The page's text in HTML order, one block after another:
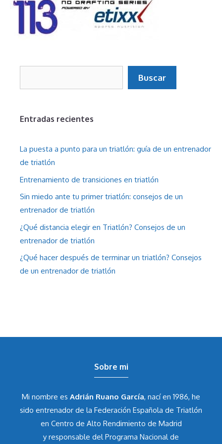
Buscar
Entradas recientes
La puesta a punto para un triatlón: guía de un entrenador
de triatlón
Entrenamiento de transiciones en triatlón
Sin miedo ante tu primer triatlón: consejos de un
entrenador de triatlón
¿Qué distancia elegir en Triatlón? Consejos de un
entrenador de triatlón
¿Qué hacer después de terminar un triatlón? Consejos
de un entrenador de triatlón
Sobre mi
Mi nombre es Adrián Ruano García, nací en 1986, he
sido entrenador de la Federación Española de Triatlón
en Centro de Alto Rendimiento de Madrid
y responsable del Programa Nacional de